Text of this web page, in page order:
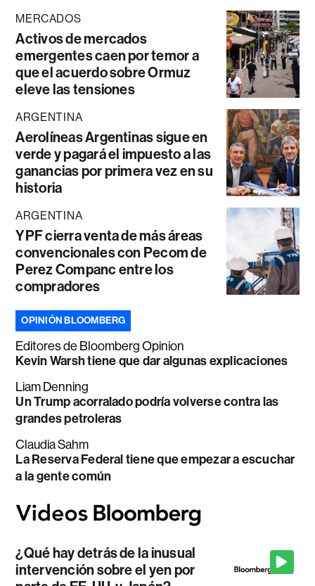
MERCADOS
Activos de mercados
emergentes caen por temor a
que el acuerdo sobre Ormuz
eleve las tensiones
ARGENTINA
Aerolíneas Argentinas sigue en
verde y pagará el impuesto a las
ganancias por primera vez en su
historia
ARGENTINA
YPF cierra venta de más áreas
convencionales con Pecom de
Perez Companc entre los
compradores
OPINIÓN BLOOMBERG
Editores de Bloomberg Opinion
Kevin Warsh tiene que dar algunas explicaciones
Liam Denning
Un Trump acorralado podría volverse contra las
grandes petroleras
Claudia Sahm
La Reserva Federal tiene que empezar a escuchar
a la gente común
¿Qué hay detrás de la inusual
intervención sobre el yen por